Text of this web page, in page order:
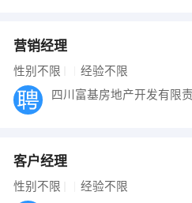
营销经理
性别不限 经验不限
客户经理
性别不限 经验不限